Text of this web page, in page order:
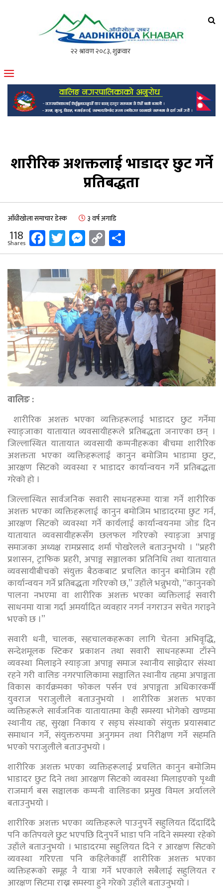
मोफसलकै लोकप्रिय अनलाइन पत्रिका
शारीरिक अशक्तलाई भाडादर छुट गर्ने
प्रतिबद्धता
आँधीखोला समाचार डेस्क ३ वर्ष अगाडि
118
Shares Facebook
Twitter
Messenger
Copy
Link
वालिङ :
शारीरिक अशक्त भएका व्यक्तिहरूलाई भाडादर छुट गर्नेमा
स्याङ्जाका यातायात व्यवसायीहरूले प्रतिबद्धता जनाएका छन् ।
जिल्लास्थित यातायात व्यवसायी कम्पनीहरूका बीचमा शारीरिक
अशक्तता भएका व्यक्तिहरूलाई कानुन बमोजिम भाडामा छुट,
आरक्षण सिटको व्यवस्था र भाडादर कार्यान्वयन गर्ने प्रतिबद्धता
गरेको हो ।
जिल्लास्थित सार्वजनिक सवारी साधनहरूमा यात्रा गर्ने शारीरिक
अशक्त भएका व्यक्तिहरूलाई कानुन बमोजिम भाडादरमा छुट गर्न,
आरक्षण सिटको व्यवस्था गर्ने कार्यलाई कार्यान्वयनमा जोड दिन
यातायात व्यवसायीहरूसँग छलफल गरिएको स्याङ्जा अपाङ्ग
समाजका अध्यक्ष रामप्रसाद शर्मा पोखरेलले बताउनुभयो । “प्रहरी
प्रशासन, ट्राफिक प्रहरी, अपाङ्ग सञ्जालका प्रतिनिधि तथा यातायात
व्यवसायीबीचको संयुक्त बैठकबाट प्रचलित कानुन बमोजिम रही
कार्यान्वयन गर्ने प्रतिबद्धता गरिएको छ,” उहाँले भन्नुभयो, “कानुनको
पालना नभएमा वा शारीरिक अशक्त भएका व्यक्तिलाई सवारी
साधनमा यात्रा गर्दा अमर्यादित व्यवहार नगर्न नगराउन सचेत गराइने
भएको छ ।”
सवारी धनी, चालक, सहचालकहरूका लागि चेतना अभिवृद्धि,
सन्देशमूलक स्टिकर प्रकाशन तथा सवारी साधनहरूमा टाँस्ने
व्यवस्था मिलाइने स्याङ्जा अपाङ्ग समाज स्थानीय साझेदार संस्था
रहने गरी वालिङ नगरपालिकामा सञ्चालित स्थानीय तहमा अपाङ्गता
विकास कार्यक्रमका फोकल पर्सन एवं अपाङ्गता अधिकारकर्मी
युवराज पराजुलीले बताउनुभयो । शारीरिक अशक्त भएका
व्यक्तिहरूले सार्वजनिक यातायातमा केही समस्या भोगेको खण्डमा
स्थानीय तह, सुरक्षा निकाय र सङ्घ संस्थाको संयुक्त प्रयासबाट
समाधान गर्ने, संयुक्तरुपमा अनुगमन तथा निरीक्षण गर्ने सहमति
भएको पराजुलीले बताउनुभयो ।
शारीरिक अशक्त भएका व्यक्तिहरूलाई प्रचलित कानुन बमोजिम
भाडादर छुट दिने तथा आरक्षण सिटको व्यवस्था मिलाइएको पृथ्वी
राजमार्ग बस सञ्चालक कम्पनी वालिङका प्रमुख विमल अर्यालले
बताउनुभयो ।
शारीरिक अशक्त भएका व्यक्तिहरूले पाउनुपर्ने सहुलियत दिँदादिँदै
पनि कतिपयले छुट भएपछि दिनुपर्ने भाडा पनि नदिने समस्या रहेको
उहाँले बताउनुभयो । भाडादरमा सहुलियत दिने र आरक्षण सिटको
व्यवस्था गरिएता पनि कहिलेकाहीँ शारीरिक अशक्त भएका
व्यक्तिहरूको समूह नै यात्रा गर्ने भएकाले सबैलाई सहुलियत र
आरक्षण सिटमा राख्न समस्या हुने गरेको उहाँले बताउनुभयो ।